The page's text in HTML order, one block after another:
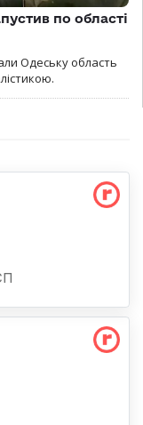
по області
Одеську область